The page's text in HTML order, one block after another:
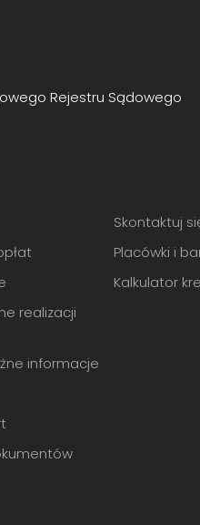
Rejestru Sądowego
realizacji
informacje
Skontaktuj
Placówki i
Kalkulator